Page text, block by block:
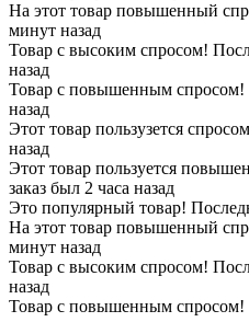
На этот товар повышенный
минут назад
Товар с высоким спросом!
назад
Товар с повышенным спросом!
назад
Этот товар пользузется
назад
Этот товар пользуется
заказ был 2 часа назад
Это популярный товар!
На этот товар повышенный
минут назад
Товар с высоким спросом!
назад
Товар с повышенным спросом!